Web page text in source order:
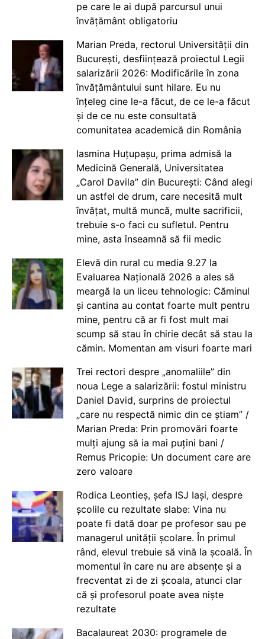
pe care le ai după parcursul unui
învățământ obligatoriu
Marian Preda, rectorul Universității din
București, desființează proiectul Legii
salarizării 2026: Modificările în zona
învățământului sunt hilare. Eu nu
înțeleg cine le-a făcut, de ce le-a făcut
și de ce nu este consultată
comunitatea academică din România
Iasmina Huțupașu, prima admisă la
Medicină Generală, Universitatea
„Carol Davila” din București: Când alegi
un astfel de drum, care necesită mult
învățat, multă muncă, multe sacrificii,
trebuie s-o faci cu sufletul. Pentru
mine, asta înseamnă să fii medic
Elevă din rural cu media 9.27 la
Evaluarea Națională 2026 a ales să
meargă la un liceu tehnologic: Căminul
și cantina au contat foarte mult pentru
mine, pentru că ar fi fost mult mai
scump să stau în chirie decât să stau la
cămin. Momentan am visuri foarte mari
Trei rectori despre „anomaliile” din
noua Lege a salarizării: fostul ministru
Daniel David, surprins de proiectul
„care nu respectă nimic din ce știam” /
Marian Preda: Prin promovări foarte
mulți ajung să ia mai puțini bani /
Remus Pricopie: Un document care are
zero valoare
Rodica Leontieș, șefa ISJ Iași, despre
școlile cu rezultate slabe: Vina nu
poate fi dată doar pe profesor sau pe
managerul unității școlare. În primul
rând, elevul trebuie să vină la școală. În
momentul în care nu are absențe și a
frecventat zi de zi școala, atunci clar
că și profesorul poate avea niște
rezultate
Bacalaureat 2030: programele de